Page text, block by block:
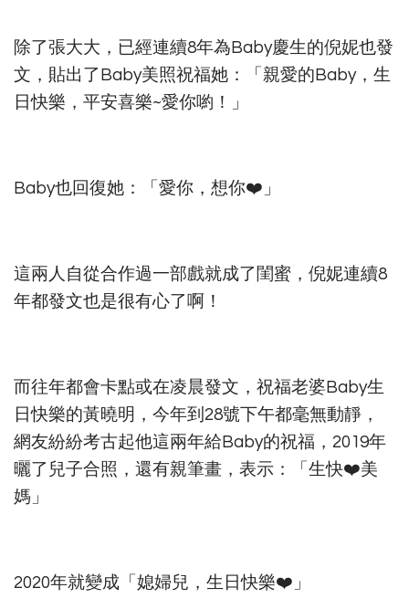
除了張大大，已經連續8年為Baby慶生的倪妮也發
文，貼出了Baby美照祝福她：「親愛的Baby，生
日快樂，平安喜樂~愛你喲！」
Baby也回復她：「愛你，想你❤️」
這兩人自從合作過一部戲就成了閨蜜，倪妮連續8
年都發文也是很有心了啊！
而往年都會卡點或在凌晨發文，祝福老婆Baby生
日快樂的黃曉明，今年到28號下午都毫無動靜，
網友紛紛考古起他這兩年給Baby的祝福，2019年
曬了兒子合照，還有親筆畫，表示：「生快❤️美
媽」
2020年就變成「媳婦兒，生日快樂❤️」